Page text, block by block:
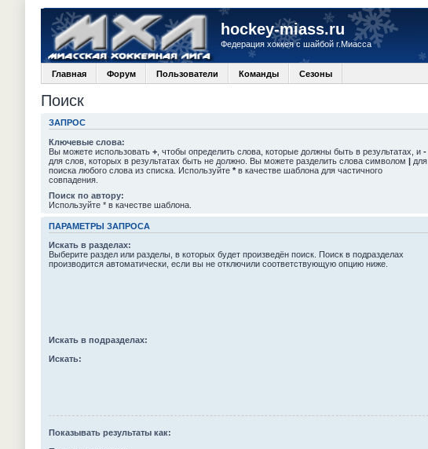
hockey-miass.ru
Федерация хоккея с шайбой г.Миасса
Главная Форум Пользователи Команды Сезоны
Поиск
ЗАПРОС
Ключевые слова:
Вы можете использовать + , чтобы определить слова, которые должны быть в результатах, и -
для слов, которых в результатах быть не должно. Вы можете разделить слова символом | для
поиска любого слова из списка. Используйте * в качестве шаблона для частичного
совпадения.
Поиск по автору:
Используйте * в качестве шаблона.
ПАРАМЕТРЫ ЗАПРОСА
Искать в разделах:
Выберите раздел или разделы, в которых будет произведён поиск. Поиск в подразделах
производится автоматически, если вы не отключили соответствующую опцию ниже.
Искать в подразделах:
Искать:
Показывать результаты как: